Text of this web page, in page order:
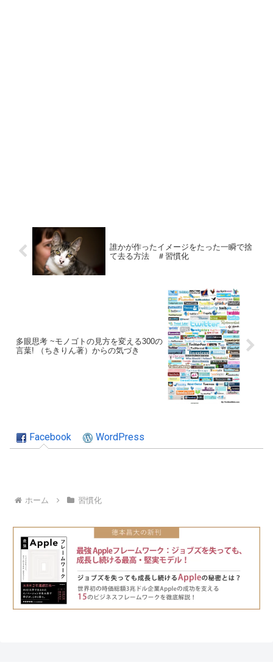
誰かが作ったイメージをたった一瞬で捨
て去る方法 ＃習慣化
多眼思考 ~モノゴトの見方を変える300の
言葉! （ちきりん著）からの気づき
Facebook WordPress
ホーム 習慣化